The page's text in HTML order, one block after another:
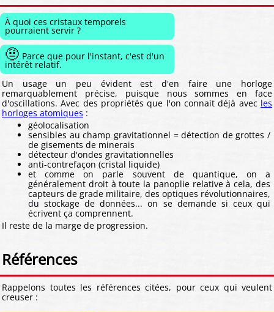
À quoi ces cristaux temporels
pourraient servir ?
🤨 Parce que pour l'instant, c'est d'un
intérêt relatif.
Un usage un peu évident est d'en faire une horloge
remarquablement précise, puisque nous sommes en face
d'oscillations. Avec des propriétés que l'on connait déjà avec les
horloges atomiques :
géolocalisation
sensibles au champ gravitationnel = détection de grottes /
de gisements de minerais
détecteur d'ondes gravitationnelles
anti-contrefaçon (cristal liquide)
et comme on parle souvent de quantique, on a
généralement droit à toute la panoplie relative à cela, des
capteurs de grade militaire, des optiques révolutionnaires,
du stockage de données... on se demande si ceux qui
écrivent ça comprennent.
Il reste de la marge de progression.
Références
Rappelons toutes les références citées, pour ceux qui veulent
creuser :